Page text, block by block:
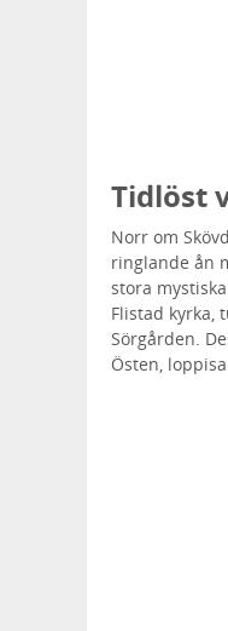
Tidlöst
Norr om
ringlande ån
stora
Flistad kyrka,
Sörgården.
Östen,